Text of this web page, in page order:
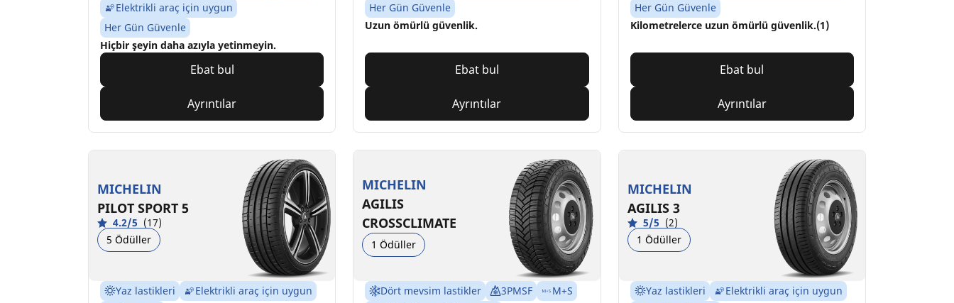
Elektrikli araç için uygun
Her Gün Güvenle
Hiçbir şeyin daha azıyla yetinmeyin.
Ebat bul
Ayrıntılar
Her Gün Güvenle
Uzun ömürlü güvenlik.
Ebat bul
Ayrıntılar
Her Gün Güvenle
Kilometrelerce uzun ömürlü güvenlik.(1)
Ebat bul
Ayrıntılar
MICHELIN
PILOT SPORT 5
4.2/5 (17)
5 Ödüller
Yaz lastikleri
Elektrikli araç için uygun
MICHELIN
AGILIS
CROSSCLIMATE
1 Ödüller
Dört mevsim lastikler 3PMSF
M+S
MICHELIN
AGILIS 3
5/5 (2)
1 Ödüller
Yaz lastikleri
Elektrikli araç için uygun